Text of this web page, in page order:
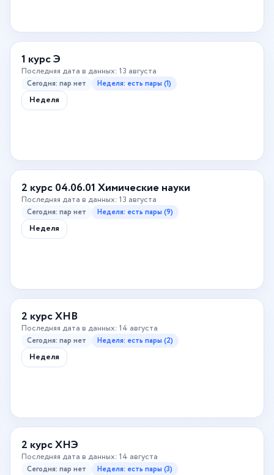
1 курс Э
Последняя дата в данных: 13 августа
Сегодня: пар нет Неделя: есть пары (1)
Неделя
2 курс 04.06.01 Химические науки
Последняя дата в данных: 13 августа
Сегодня: пар нет Неделя: есть пары (9)
Неделя
2 курс ХНВ
Последняя дата в данных: 14 августа
Сегодня: пар нет Неделя: есть пары (2)
Неделя
2 курс ХНЭ
Последняя дата в данных: 14 августа
Сегодня: пар нет Неделя: есть пары (3)